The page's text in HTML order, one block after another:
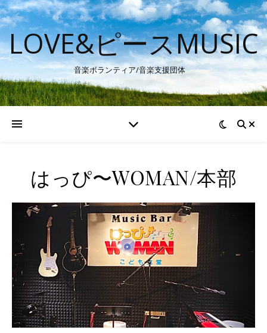
LOVE&ピースMUSIC
音楽ボランティア/音楽支援団体
はっぴ〜WOMAN/本部